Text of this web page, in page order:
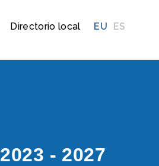
Directorio local EU ES
2023 - 2027